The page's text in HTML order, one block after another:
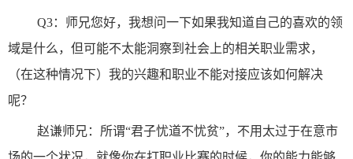
Q3：师兄您好，我想问一下如果我知道自己的喜欢的领
域是什么，但可能不太能洞察到社会上的相关职业需求，
（在这种情况下）我的兴趣和职业不能对接应该如何解决
呢？
赵谦师兄：所谓“君子忧道不忧贫”，不用太过于在意市